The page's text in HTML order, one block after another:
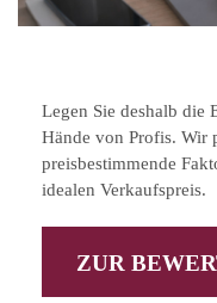
Legen Sie deshalb die
Hände von Profis. Wir
preisbestimmende
idealen Verkaufspreis.
ZUR